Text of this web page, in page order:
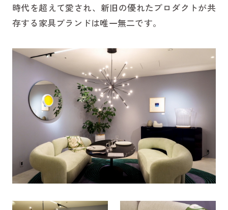
時代を超えて愛され、新旧の優れたプロダクトが共
存する家具ブランドは唯一無二です。